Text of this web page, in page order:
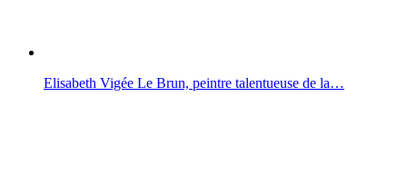
Elisabeth Vigée Le Brun, peintre talentueuse de la…